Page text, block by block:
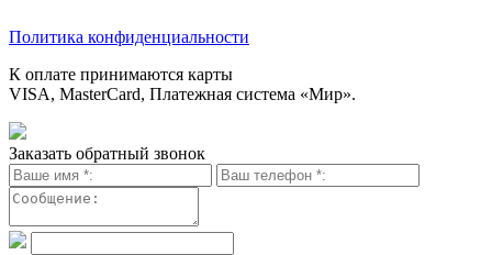
Политика конфиденциальности
К оплате принимаются карты
VISA, MasterCard, Платежная система «Мир».
Заказать обратный звонок